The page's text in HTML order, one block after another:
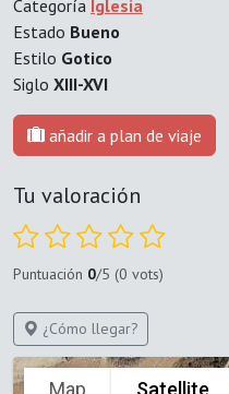
Categoría Iglesia
Estado Bueno
Estilo Gotico
Siglo XIII-XVI
añadir a plan de viaje
Tu valoración
Puntuación 0/5 (0 vots)
¿Cómo llegar?
Map Satellite